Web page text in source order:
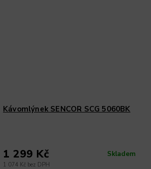
Kávomlýnek SENCOR SCG 5060BK
Skladem
1 074 Kč bez DPH
1 299 Kč